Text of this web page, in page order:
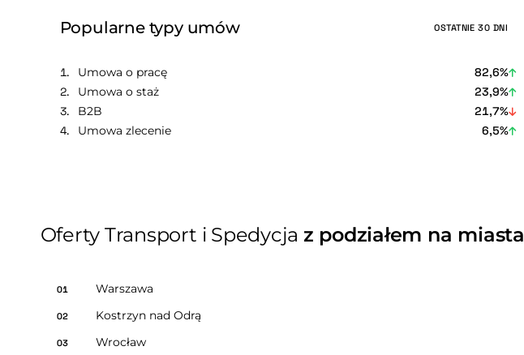
Popularne typy umów OSTATNIE 30 DNI
Umowa o pracę
82,6%
Umowa o staż
23,9%
B2B
21,7%
Umowa zlecenie
6,5%
Oferty Transport i Spedycja z podziałem na miasta
01 Warszawa
02 Kostrzyn nad Odrą
03 Wrocław